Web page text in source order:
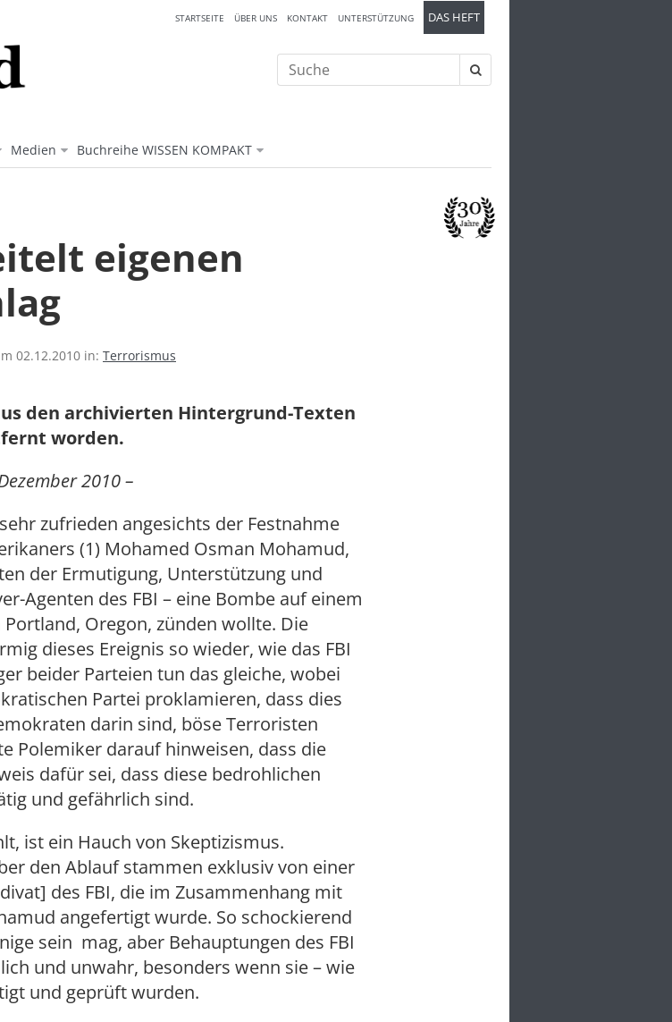
Medien Buchreihe WISSEN KOMPAKT
STARTSEITE ÜBER UNS KONTAKT UNTERSTÜTZUNG DAS HEFT
Suche
nach:
eigenen
02.12.2010 in: Terrorismus
den archivierten Hintergrund-Texten
worden.
2010 –
zufrieden angesichts der Festnahme
(1) Mohamed Osman Mohamud,
der Ermutigung, Unterstützung und
Agenten des FBI – eine Bombe auf einem
Oregon, zünden wollte. Die
dieses Ereignis so wieder, wie das FBI
beider Parteien tun das gleiche, wobei
Partei proklamieren, dass dies
darin sind, böse Terroristen
Polemiker darauf hinweisen, dass die
dafür sei, dass diese bedrohlichen
und gefährlich sind.
ist ein Hauch von Skeptizismus.
den Ablauf stammen exklusiv von einer
des FBI, die im Zusammenhang mit
angefertigt wurde. So schockierend
sein mag, aber Behauptungen des FBI
und unwahr, besonders wenn sie – wie
und geprüft wurden.